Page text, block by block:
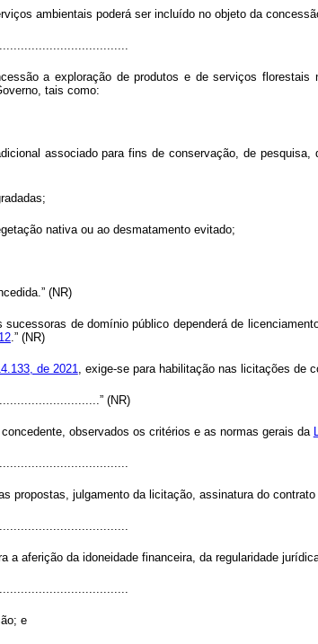
ambientais poderá ser incluído no objeto da
a exploração de produtos e de serviços
tais como:
associado para fins de conservação, de
nativa ou ao desmatamento evitado;
(NR)
de domínio público dependerá de
.” (NR)
de 2021, exige-se para habilitação nas licitações de
(NR)
observados os critérios e as normas gerais da
propostas, julgamento da licitação, assinatura do
a aferição da idoneidade financeira, da regularidade
e